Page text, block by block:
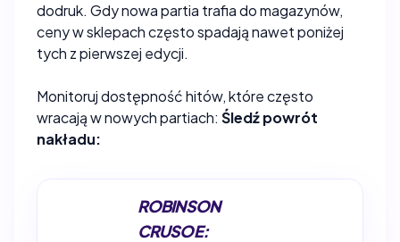
dodruk. Gdy nowa partia trafia do magazynów,
ceny w sklepach często spadają nawet poniżej
tych z pierwszej edycji.
Monitoruj dostępność hitów, które często
wracają w nowych partiach: Śledź powrót
nakładu:
ROBINSON
CRUSOE: